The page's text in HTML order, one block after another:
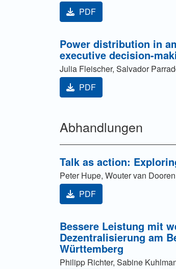
PDF
Power distribution in
executive decision-
Julia Fleischer, Salvador
PDF
Abhandlungen
Talk as action:
Peter Hupe, Wouter van Dooren
PDF
Bessere Leistung mit
Dezentralisierung am
Württemberg
Philipp Richter, Sabine